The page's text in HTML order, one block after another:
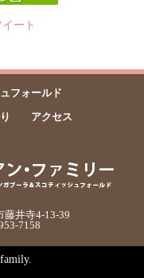
イート
フォールド
アクセス
藤井寺4-13-39
7158